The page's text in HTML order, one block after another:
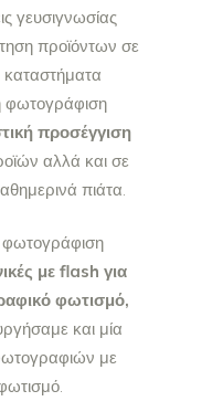
γευσιγνωσίας
προϊόντων σε
καταστήματα
φωτογράφιση
προσέγγιση
αλλά και σε
πιάτα.
φωτογράφιση
με flash για
φωτισμό,
και μία
με